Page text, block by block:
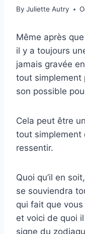
By Juliette Autry
Même après que
il y a toujours
jamais gravée
tout simplement
son possible
Cela peut être
tout simplement
ressentir.
Quoi qu’il en
se souviendra
qui fait que
et voici de quoi
signe du